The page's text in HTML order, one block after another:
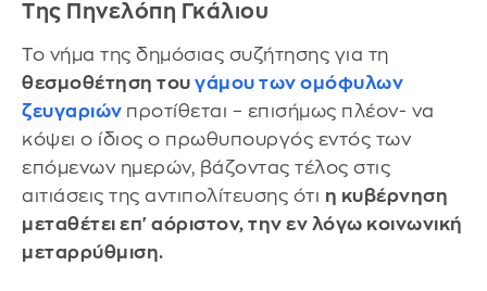
Της Πηνελόπη Γκάλιου
Το νήμα της δημόσιας συζήτησης για τη
θεσμοθέτηση του γάμου των ομόφυλων
ζευγαριών προτίθεται – επισήμως πλέον- να
κόψει ο ίδιος ο πρωθυπουργός εντός των
επόμενων ημερών, βάζοντας τέλος στις
αιτιάσεις της αντιπολίτευσης ότι η κυβέρνηση
μεταθέτει επ' αόριστον, την εν λόγω κοινωνική
μεταρρύθμιση.